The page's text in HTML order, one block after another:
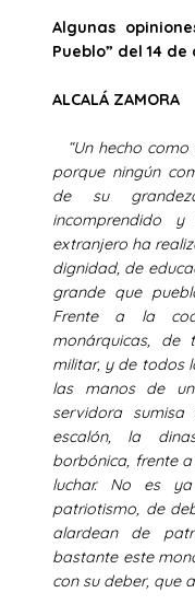
Algunas
Pueblo” del 14 de
ALCALÁ ZAMORA
“Un hecho
porque ningún
de su
incomprendido
extranjero ha
dignidad, de
grande que
Frente a la
monárquicas, de
militar, y de todos
las manos de
servidora
escalón, la
borbónica, frente
luchar. No es
patriotismo, de
alardean de
bastante este
con su deber, que